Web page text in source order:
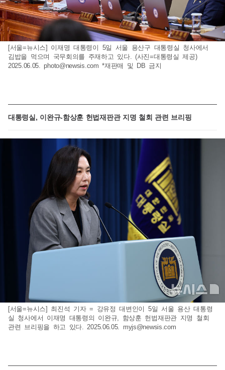
[서울=뉴시스] 이재명 대통령이 5일 서울 용산구 대통령실 청사에서
김밥을 먹으며 국무회의를 주재하고 있다. (사진=대통령실 제공)
2025.06.05.photo@newsis.com *재판매 및 DB 금지
대통령실, 이완규-함상훈 헌법재판관 지명 철회 관련 브리핑
[서울=뉴시스] 최진석 기자 = 강유정 대변인이 5일 서울 용산 대통령
실 청사에서 이재명 대통령의 이완규, 함상훈 헌법재판관 지명 철회
관련 브리핑을 하고 있다. 2025.06.05. myjs@newsis.com